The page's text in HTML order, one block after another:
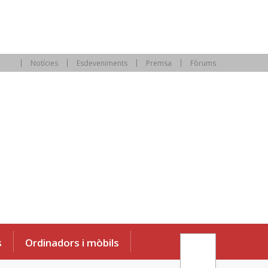
Notícies Esdeveniments Premsa Fòrums
Ordinadors i mòbils